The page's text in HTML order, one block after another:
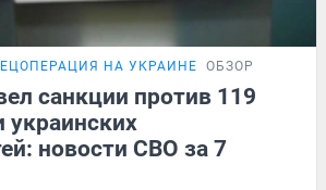
НА УКРАИНЕ ОБЗОР
санкции против 119
украинских
новости СВО за 7